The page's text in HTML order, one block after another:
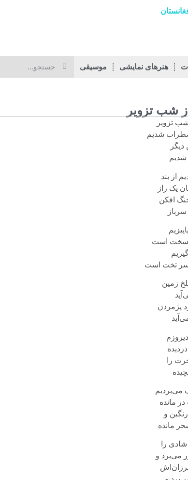
هنرهای نمایشی موسیقی
شب تزویر
تزویر
شدیم
شدیم
از بند
یک راز
افکن
سخت است
سر تخت است
زمین
پژمردن
را
می‌بردیم
مانده
و
مانده
را
می‌برد و